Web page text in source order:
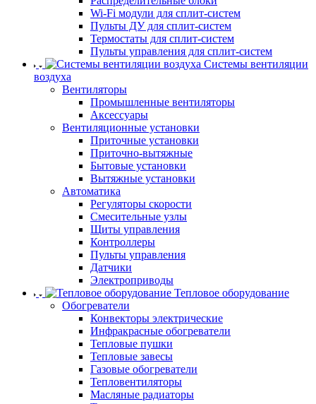
Wi-Fi модули для сплит-систем
Пульты ДУ для сплит-систем
Термостаты для сплит-систем
Пульты управления для сплит-систем
Системы вентиляции
воздуха
Вентиляторы
Промышленные вентиляторы
Аксессуары
Вентиляционные установки
Приточные установки
Приточно-вытяжные
Бытовые установки
Вытяжные установки
Автоматика
Регуляторы скорости
Смесительные узлы
Щиты управления
Контроллеры
Пульты управления
Датчики
Электроприводы
Тепловое оборудование
Обогреватели
Конвекторы электрические
Инфракрасные обогреватели
Тепловые пушки
Тепловые завесы
Газовые обогреватели
Тепловентиляторы
Масляные радиаторы